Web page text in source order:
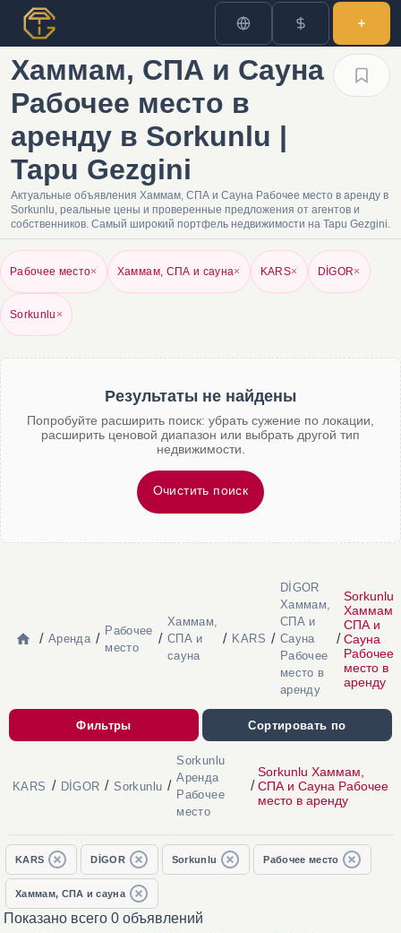
Хаммам, СПА и Сауна
Рабочее место в
аренду в Sorkunlu |
Tapu Gezgini
Актуальные объявления Хаммам, СПА и Сауна Рабочее место в аренду в
Sorkunlu, реальные цены и проверенные предложения от агентов и
собственников. Самый широкий портфель недвижимости на Tapu Gezgini.
Рабочее место× Хаммам, СПА и сауна× KARS× DİGOR×
Sorkunlu ×
Результаты не найдены
Попробуйте расширить поиск: убрать сужение по локации,
расширить ценовой диапазон или выбрать другой тип
недвижимости.
Очистить поиск
/ Аренда /
Рабочее
место
/
Хаммам,
СПА и
сауна
/ KARS /
DİGOR
Хаммам,
СПА и
Сауна
Рабочее
место в
аренду
/
Sorkunlu
Хаммам,
СПА и
Сауна
Рабочее
место в
аренду
Фильтры Сортировать по
KARS / DİGOR / Sorkunlu /
Sorkunlu
Аренда
Рабочее
место
/
Sorkunlu Хаммам,
СПА и Сауна Рабочее
место в аренду
KARS DİGOR Sorkunlu Рабочее место
Хаммам, СПА и сауна
Показано всего 0 объявлений